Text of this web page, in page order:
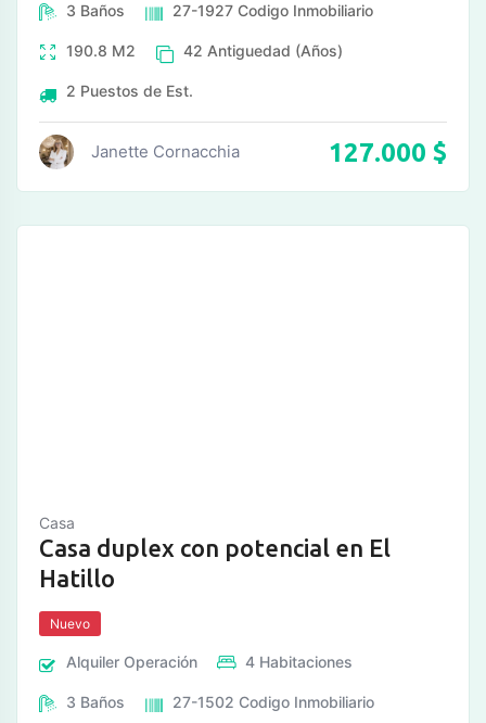
3 Baños 27-1927 Codigo Inmobiliario
190.8 M2 42 Antiguedad (Años)
2 Puestos de Est.
Janette Cornacchia 127.000 $
Casa
Casa duplex con potencial en El
Hatillo
Nuevo
Alquiler Operación 4 Habitaciones
3 Baños 27-1502 Codigo Inmobiliario